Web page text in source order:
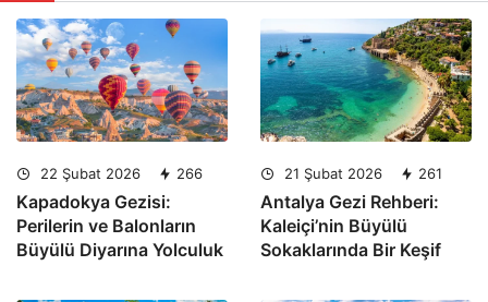
22 Şubat 2026 266
Kapadokya Gezisi:
Perilerin ve Balonların
Büyülü Diyarına Yolculuk
21 Şubat 2026 261
Antalya Gezi Rehberi:
Kaleiçi’nin Büyülü
Sokaklarında Bir Keşif